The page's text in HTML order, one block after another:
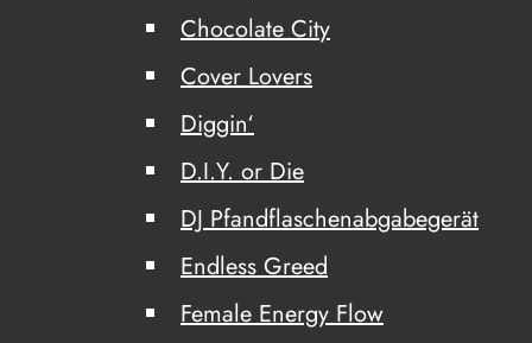
Chocolate City
Cover Lovers
Diggin‘
D.I.Y. or Die
DJ Pfandflaschenabgabegerät
Endless Greed
Female Energy Flow